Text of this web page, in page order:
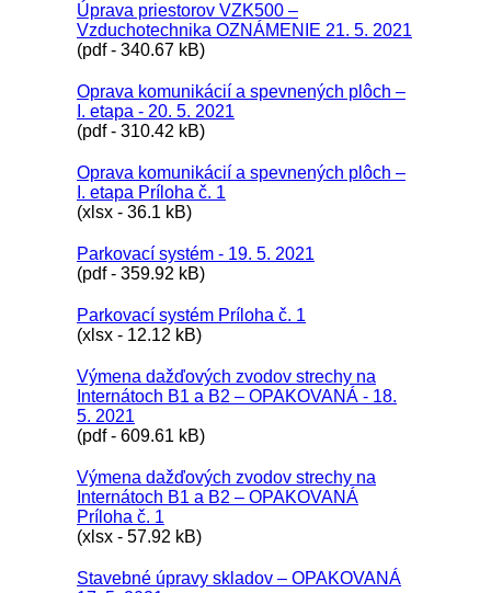
Úprava priestorov VZK500 –
Vzduchotechnika OZNÁMENIE 21. 5. 2021
(pdf - 340.67 kB)
Oprava komunikácií a spevnených plôch –
I. etapa - 20. 5. 2021
(pdf - 310.42 kB)
Oprava komunikácií a spevnených plôch –
I. etapa Príloha č. 1
(xlsx - 36.1 kB)
Parkovací systém - 19. 5. 2021
(pdf - 359.92 kB)
Parkovací systém Príloha č. 1
(xlsx - 12.12 kB)
Výmena dažďových zvodov strechy na
Internátoch B1 a B2 – OPAKOVANÁ - 18.
5. 2021
(pdf - 609.61 kB)
Výmena dažďových zvodov strechy na
Internátoch B1 a B2 – OPAKOVANÁ
Príloha č. 1
(xlsx - 57.92 kB)
Stavebné úpravy skladov – OPAKOVANÁ